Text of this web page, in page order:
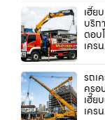
เฮี๊ย
บริก
ตอบ
เคร
รถเ
ครอ
เฮี๊ย
เคร